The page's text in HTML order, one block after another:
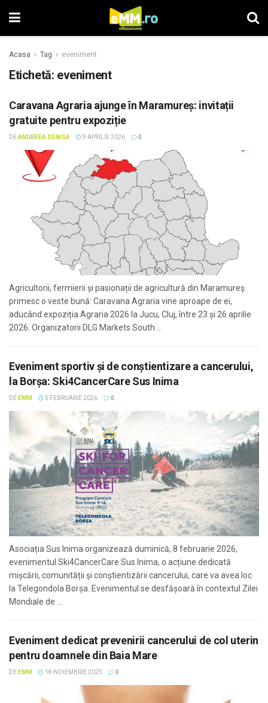
Acasa Tag eveniment
Etichetă: eveniment
Caravana Agraria ajunge în Maramureș: invitații
gratuite pentru expoziție
DEANDREEA.DENISA 9 APRILIE 2026 0
Agricultorii, fermierii și pasionații de agricultură din Maramureș
primesc o veste bună: Caravana Agraria vine aproape de ei,
aducând expoziția Agraria 2026 la Jucu, Cluj, între 23 și 26 aprilie
2026. Organizatorii DLG Markets South ...
Eveniment sportiv și de conștientizare a cancerului,
la Borșa: Ski4CancerCare Sus Inima
DE EMM 5 FEBRUARIE 2026 0
Asociația Sus Inima organizează duminică, 8 februarie 2026,
evenimentul Ski4CancerCare Sus Inima, o acțiune dedicată
mișcării, comunității și conștientizării cancerului, care va avea loc
la Telegondola Borșa. Evenimentul se desfășoară în contextul Zilei
Mondiale de ...
Eveniment dedicat prevenirii cancerului de col uterin
pentru doamnele din Baia Mare
DE EMM 18 NOIEMBRIE 2025 0